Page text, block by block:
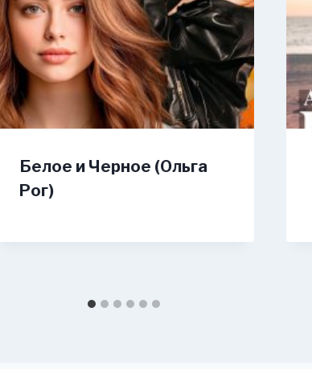
Белое и Черное (Ольга
Рог)